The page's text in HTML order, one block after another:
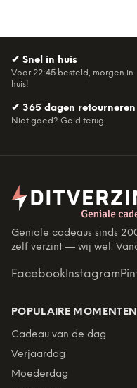
✔ Snel in huis
Voor 22:45 besteld, morgen in
huis!
✔ 365 dagen retourneren
Niet goed? Geld terug.
Geniale cadeaus sinds
zelf verzint — wij wel.
Facebook Instagram
POPULAIRE MOMENTEN
Cadeau van de dag
Verjaardag
Moederdag